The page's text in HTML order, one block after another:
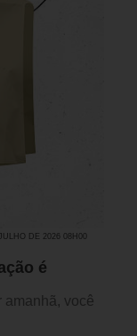
DE 2026 08H00
é
amanhã, você